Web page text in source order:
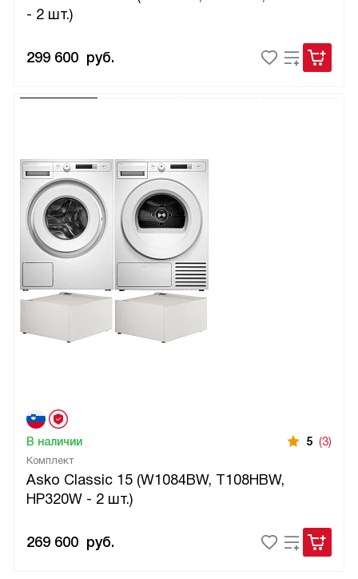
- 2 шт.)
299 600 руб.
Комплект
Asko Classic 15 (W1084BW, T108HBW,
HP320W - 2 шт.)
В наличии 5 (3)
269 600 руб.